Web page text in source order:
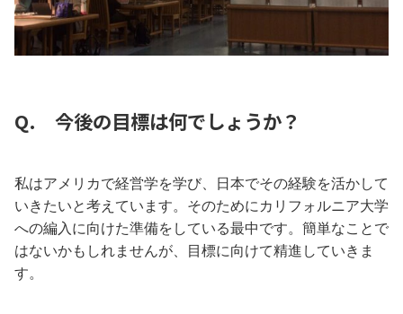
Q. 今後の目標は何でしょうか？
私はアメリカで経営学を学び、日本でその経験を活かして
いきたいと考えています。そのためにカリフォルニア大学
への編入に向けた準備をしている最中です。簡単なことで
はないかもしれませんが、目標に向けて精進していきま
す。